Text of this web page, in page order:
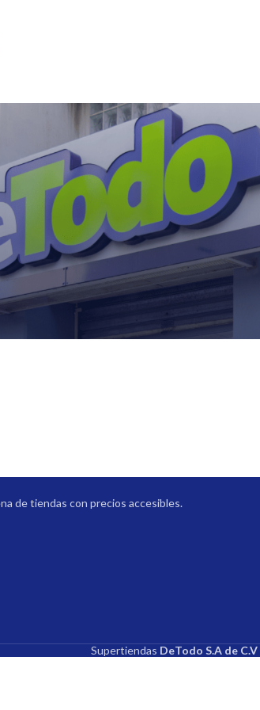
de tiendas con precios accesibles.
Supertiendas DeTodo S.A de C.V